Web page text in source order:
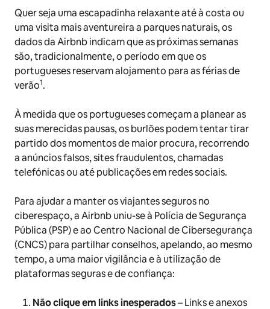
Quer seja uma escapadinha relaxante até à costa ou
uma visita mais aventureira a parques naturais, os
dados da Airbnb indicam que as próximas semanas
são, tradicionalmente, o período em que os
portugueses reservam alojamento para as férias de
verão1.
À medida que os portugueses começam a planear as
suas merecidas pausas, os burlões podem tentar tirar
partido dos momentos de maior procura, recorrendo
a anúncios falsos, sites fraudulentos, chamadas
telefónicas ou até publicações em redes sociais.
Para ajudar a manter os viajantes seguros no
ciberespaço, a Airbnb uniu-se à Polícia de Segurança
Pública (PSP) e ao Centro Nacional de Cibersegurança
(CNCS) para partilhar conselhos, apelando, ao mesmo
tempo, a uma maior vigilância e à utilização de
plataformas seguras e de confiança:
Não clique em links inesperados– Links e anexos